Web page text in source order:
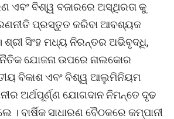
ଏବଂ ବିଶ୍ୱ ବଜାରରେ ଅସ୍ଥିରତା କୁ
ରଣନୀତି ପ୍ରସ୍ତୁତ କରିବା ଆବଶ୍ୟକ
ଶ୍ରୀ ସିଂହ ମଧ୍ୟ ନିରନ୍ତର ଅଭିବୃଦ୍ଧି,
ଯୋଜନା ଉପରେ ନାଲକୋର
ବିକାଶ ଏବଂ ବିଶ୍ୱ ଆଲୁମିନିୟମ
ଅର୍ଥପୂର୍ଣ୍ଣ ଯୋଗଦାନ ନିମନ୍ତେ ଦୃଢ
ବାର୍ଷିକ ସାଧାରଣ ବୈଠକରେ କମ୍ପାନୀ